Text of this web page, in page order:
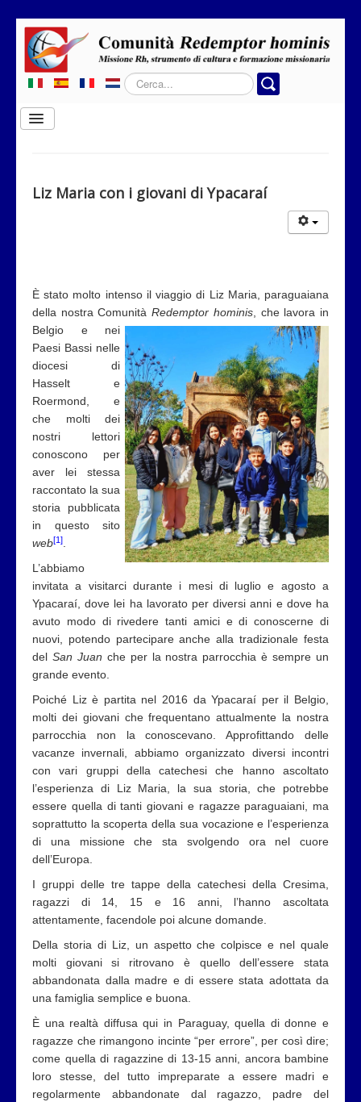
Cerca...
Cambia
Chi siamo
Privacy
Donazione
Liz Maria con i giovani di Ypacaraí
È stato molto intenso il viaggio di Liz Maria, paraguaiana
della nostra ComunitàRedemptor hominis, che lavora in
Belgio e nei
Paesi Bassi nelle
diocesi di
Hasselt e
Roermond, e
che molti dei
nostri lettori
conoscono per
aver lei stessa
raccontato la sua
storia pubblicata
in questo sito
web[1].
L’abbiamo
invitata a visitarci durante i mesi di luglio e agosto a
Ypacaraí, dove lei ha lavorato per diversi anni e dove ha
avuto modo di rivedere tanti amici e di conoscerne di
nuovi, potendo partecipare anche alla tradizionale festa
del San Juan che per la nostra parrocchia è sempre un
grande evento.
Poiché Liz è partita nel 2016 da Ypacaraí per il Belgio,
molti dei giovani che frequentano attualmente la nostra
parrocchia non la conoscevano. Approfittando delle
vacanze invernali, abbiamo organizzato diversi incontri
con vari gruppi della catechesi che hanno ascoltato
l’esperienza di Liz Maria, la sua storia, che potrebbe
essere quella di tanti giovani e ragazze paraguaiani, ma
soprattutto la scoperta della sua vocazione e l’esperienza
di una missione che sta svolgendo ora nel cuore
dell’Europa.
I gruppi delle tre tappe della catechesi della Cresima,
ragazzi di 14, 15 e 16 anni, l’hanno ascoltata
attentamente, facendole poi alcune domande.
Della storia di Liz, un aspetto che colpisce e nel quale
molti giovani si ritrovano è quello dell’essere stata
abbandonata dalla madre e di essere stata adottata da
una famiglia semplice e buona.
È una realtà diffusa qui in Paraguay, quella di donne e
ragazze che rimangono incinte “per errore”, per così dire;
come quella di ragazzine di 13-15 anni, ancora bambine
loro stesse, del tutto impreparate a essere madri e
regolarmente abbandonate dal ragazzo, padre del